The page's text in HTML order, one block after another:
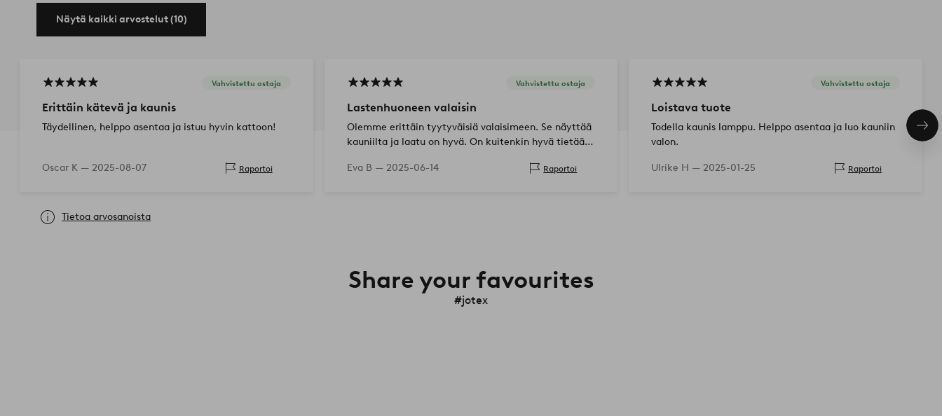
Näytä kaikki arvostelut (10)
Vahvistettu ostaja
Erittäin kätevä ja kaunis
Täydellinen, helppo asentaa ja istuu hyvin kattoon!
Oscar K — 2025-08-07 Raportoi
Vahvistettu ostaja
Lastenhuoneen valaisin
Olemme erittäin tyytyväisiä valaisimeen. Se näyttää
kauniilta ja laatu on hyvä. On kuitenkin hyvä tietää,
Eva B — 2025-06-14 Raportoi
Vahvistettu ostaja
Loistava tuote
Todella kaunis lamppu. Helppo asentaa ja luo kauniin
valon.
Ulrike H — 2025-01-25 Raportoi
Tietoa arvosanoista
Share your favourites
#jotex